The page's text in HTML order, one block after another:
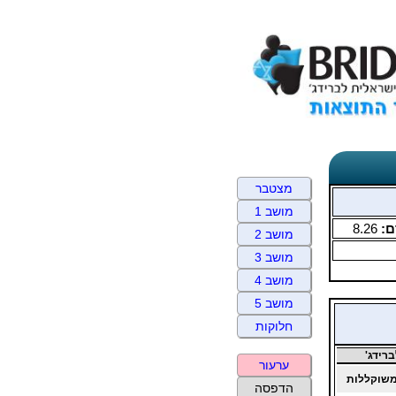
8.26
משוקללות
מצטבר
מושב 1
מושב 2
מושב 3
מושב 4
מושב 5
חלוקות
ערעור
הדפסה